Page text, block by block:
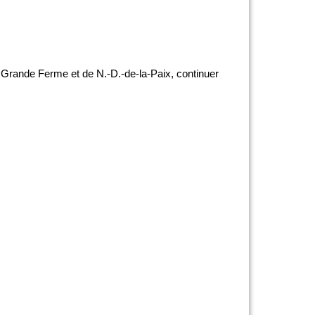
Ferme et de N.-D.-de-la-Paix, continuer